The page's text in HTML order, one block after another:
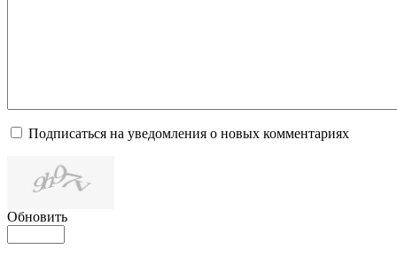
Подписаться на уведомления о новых комментариях
Обновить